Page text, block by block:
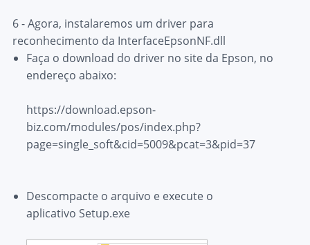
6 - Agora, instalaremos um driver para
reconhecimento da InterfaceEpsonNF.dll
Faça o download do driver no site da Epson, no
endereço abaixo:
https://download.epson-
biz.com/modules/pos/index.php?
page=single_soft&cid=5009&pcat=3&pid=37
Descompacte o arquivo e execute o
aplicativo Setup.exe